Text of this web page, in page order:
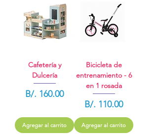
Cafetería y
Dulcería
Precio
B/. 160.00
Agregar al carrito
Bicicleta de
entrenamiento - 6
en 1 rosada
Precio
B/. 110.00
Agregar al carrito